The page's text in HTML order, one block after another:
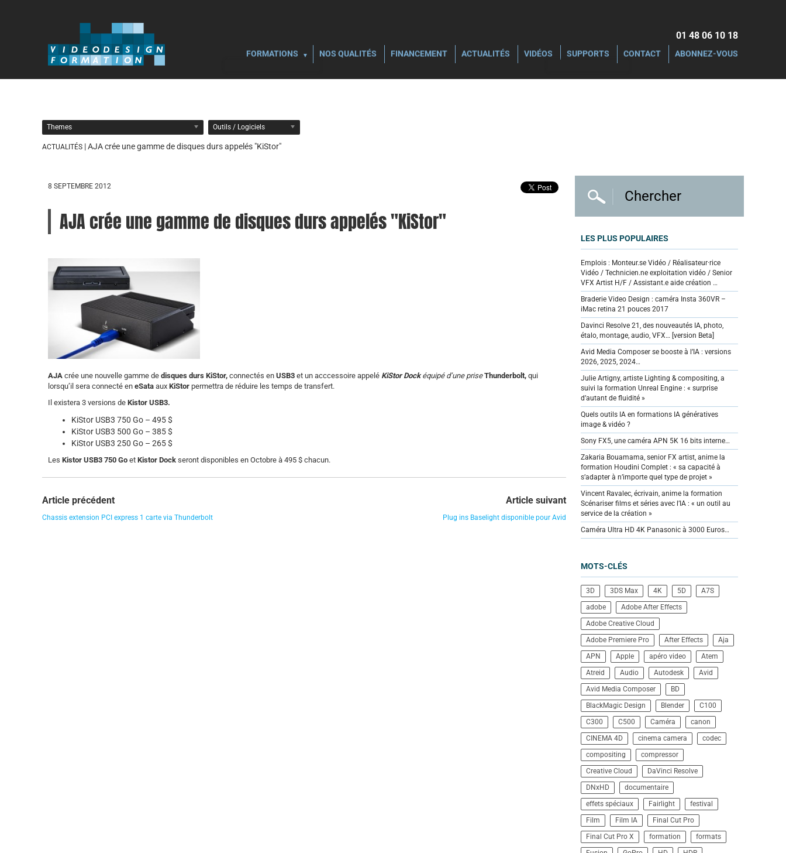
01 48 06 10 18‬
FORMATIONS NOS QUALITÉS FINANCEMENT ACTUALITÉS VIDÉOS SUPPORTS CONTACT ABONNEZ-VOUS
Themes Outils / Logiciels
ACTUALITÉS | AJA crée une gamme de disques durs appelés "KiStor"
8 SEPTEMBRE 2012
AJA crée une gamme de disques durs appelés "KiStor"
AJA crée une nouvelle gamme de disques durs KiStor, connectés en USB3 et un acccessoire appelé KiStor Dockéquipé d’une priseThunderbolt, qui
lorsqu’il sera connecté en eSata aux KiStor permettra de réduire les temps de transfert.
Il existera 3 versions de Kistor USB3.
KiStor USB3 750 Go – 495 $
KiStor USB3 500 Go – 385 $
KiStor USB3 250 Go – 265 $
Les Kistor USB3 750 Go et Kistor Dock seront disponibles en Octobre à 495 $ chacun.
Article précédent
Chassis extension PCI express 1 carte via Thunderbolt
Article suivant
Plug ins Baselight disponible pour Avid
LES PLUS POPULAIRES
Emplois : Monteur.se Vidéo / Réalisateur·rice
Vidéo / Technicien.ne exploitation vidéo / Senior
VFX Artist H/F / Assistant.e aide création …
Braderie Video Design : caméra Insta 360VR –
iMac retina 21 pouces 2017
Davinci Resolve 21, des nouveautés IA, photo,
étalo, montage, audio, VFX… [version Beta]
Avid Media Composer se booste à l’IA : versions
2026, 2025, 2024…
Julie Artigny, artiste Lighting & compositing, a
suivi la formation Unreal Engine : « surprise
d’autant de fluidité »
Quels outils IA en formations IA génératives
image & vidéo ?
Sony FX5, une caméra APN 5K 16 bits interne…
Zakaria Bouamama, senior FX artist, anime la
formation Houdini Complet : « sa capacité à
s’adapter à n’importe quel type de projet »
Vincent Ravalec, écrivain, anime la formation
Scénariser films et séries avec l’IA : « un outil au
service de la création »
Caméra Ultra HD 4K Panasonic à 3000 Euros…
MOTS-CLÉS
3D 3DS Max 4K 5D
A7S
adobe
Adobe After Effects
Adobe Creative Cloud
Adobe Premiere Pro
After Effects
Aja
APN
Apple apéro video
Atem
Atreid
Audio Autodesk
Avid
Avid Media Composer
BD
BlackMagic Design
Blender
C100
C300
C500 Caméra
canon
CINEMA 4D
cinema camera
codec
compositing
compressor
Creative Cloud
DaVinci Resolve
DNxHD
documentaire
effets spéciaux
Fairlight
festival
Film
Film IA
Final Cut Pro
Final Cut Pro X
formation
formats